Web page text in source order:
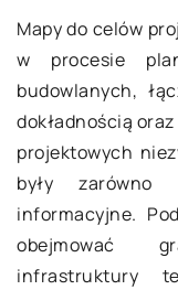
Mapy do celów
w procesie
budowlanych,
dokładnością
projektowych
były zarówno
informacyjne.
obejmować
infrastruktury